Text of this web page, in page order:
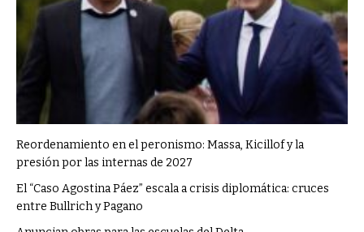
Reordenamiento en el peronismo: Massa, Kicillof y la
presión por las internas de 2027
El “Caso Agostina Páez” escala a crisis diplomática: cruces
entre Bullrich y Pagano